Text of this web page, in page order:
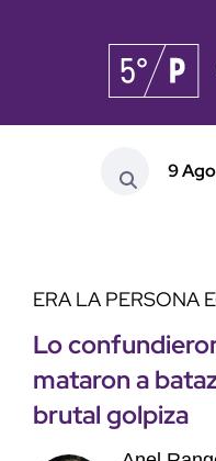
9
ERA LA PERSONA
Lo
mataron a
brutal golpiza